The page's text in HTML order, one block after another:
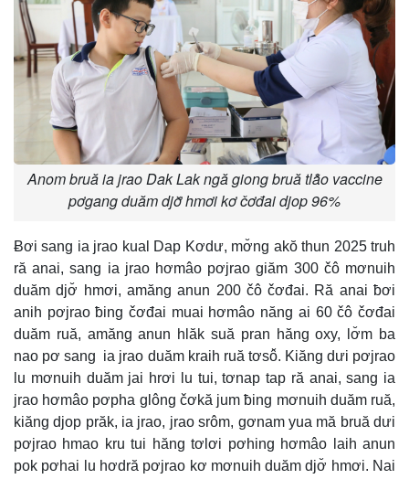
Anom bruă ia jrao Dak Lak ngă giong bruă tlâ̆o vaccine
pơgang duăm djơ̆ hmơi kơ čơđai djop 96%
Ƀơi sang ia jrao kual Dap Kơdư, mơ̆ng akŏ thun 2025 truh
ră anai, sang ia jrao hơmâo pơjrao giăm 300 čô mơnuih
duăm djơ̆ hmơi, amăng anun 200 čô čơđai. Ră anai ƀơi
anih pơjrao ƀing čơđai muai hơmâo năng ai 60 čô čơđai
duăm ruă, amăng anun hlăk suă pran hăng oxy, lơ̆m ba
nao pơ sang ia jrao duăm kraih ruă tơsô̆. Kiăng dưi pơjrao
lu mơnuih duăm jai hrơi lu tui, tơnap tap ră anai, sang ia
jrao hơmâo pơpha glông čơkă jum ƀing mơnuih duăm ruă,
kiăng djop prăk, ia jrao, jrao srôm, gơnam yua mă bruă dưi
pơjrao hmao kru tui hăng tơlơi pơhing hơmâo laih anun
pok pơhai lu hơdră pơjrao kơ mơnuih duăm djơ̆ hmơi. Nai